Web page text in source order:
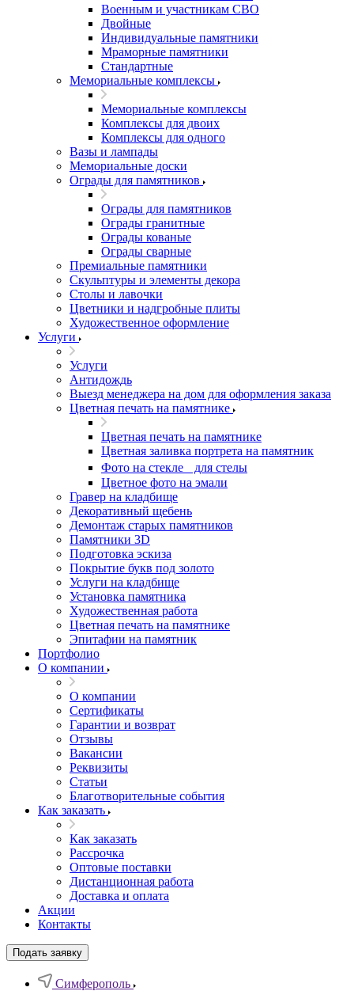
Военным и участникам СВО
Двойные
Индивидуальные памятники
Мраморные памятники
Стандартные
Мемориальные комплексы
Мемориальные комплексы
Комплексы для двоих
Комплексы для одного
Вазы и лампады
Мемориальные доски
Ограды для памятников
Ограды для памятников
Ограды гранитные
Ограды кованые
Ограды сварные
Премиальные памятники
Скульптуры и элементы декора
Столы и лавочки
Цветники и надгробные плиты
Художественное оформление
Услуги
Услуги
Антидождь
Выезд менеджера на дом для оформления заказа
Цветная печать на памятнике
Цветная печать на памятнике
Цветная заливка портрета на памятник
Фото на стекле для стелы
Цветное фото на эмали
Гравер на кладбище
Декоративный щебень
Демонтаж старых памятников
Памятники 3D
Подготовка эскиза
Покрытие букв под золото
Услуги на кладбище
Установка памятника
Художественная работа
Цветная печать на памятнике
Эпитафии на памятник
Портфолио
О компании
О компании
Сертификаты
Гарантии и возврат
Отзывы
Вакансии
Реквизиты
Статьи
Благотворительные события
Как заказать
Как заказать
Рассрочка
Оптовые поставки
Дистанционная работа
Доставка и оплата
Акции
Контакты
Подать заявку
Симферополь